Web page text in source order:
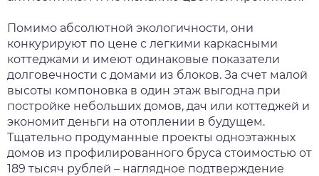
Помимо абсолютной экологичности, они
конкурируют по цене с легкими каркасными
коттеджами и имеют одинаковые показатели
долговечности с домами из блоков. За счет малой
высоты компоновка в один этаж выгодна при
постройке небольших домов, дач или коттеджей и
экономит деньги на отоплении в будущем.
Тщательно продуманные проекты одноэтажных
домов из профилированного бруса стоимостью от
189 тысяч рублей – наглядное подтверждение